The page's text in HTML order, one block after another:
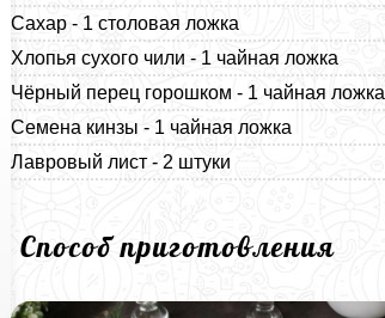
Сахар - 1 столовая ложка
Хлопья сухого чили - 1 чайная ложка
Чёрный перец горошком - 1 чайная ложка
Семена кинзы - 1 чайная ложка
Лавровый лист - 2 штуки
Способ приготовления